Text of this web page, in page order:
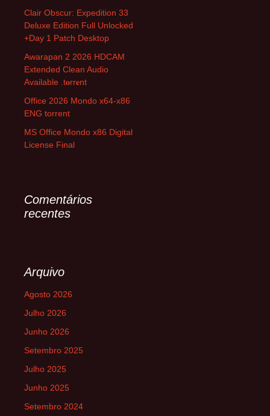
Clair Obscur: Expedition 33
Deluxe Edition Full Unlocked
+Day 1 Patch Desktop
Awarapan 2 2026 HDCAM
Extended Clean Audio
Available .t𝐨rr𝐞nt
Office 2026 Mondo x64-x86
ENG torrent
MS Office Mondo x86 Digital
License Final
Comentários
recentes
Arquivo
Agosto 2026
Julho 2026
Junho 2026
Setembro 2025
Julho 2025
Junho 2025
Setembro 2024